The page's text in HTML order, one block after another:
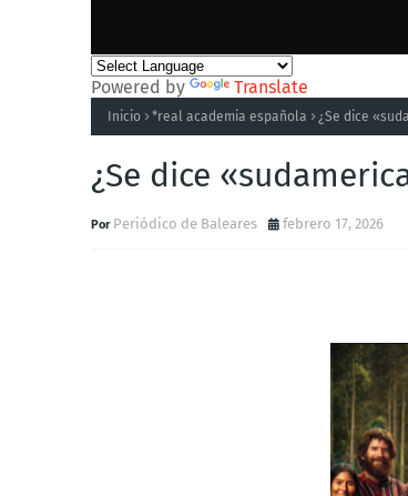
Powered by Translate
Inicio *real academia española ¿Se dice
¿Se dice
Periódico de Baleares febrero 17, 2026